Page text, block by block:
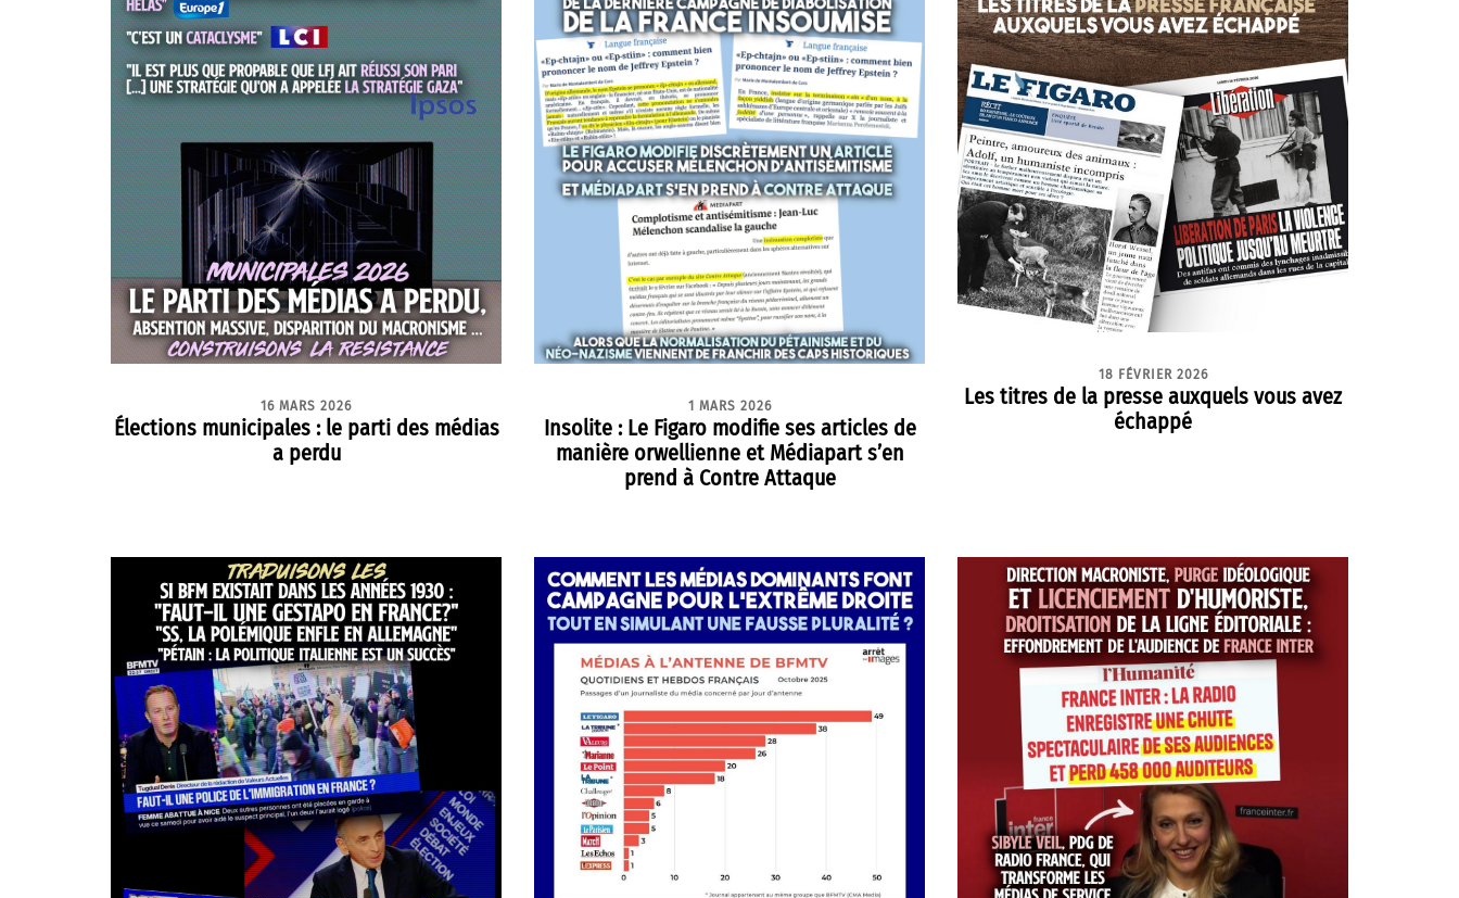
16 MARS 2026
Élections municipales : le parti des médias
a perdu
1 MARS 2026
Insolite : Le Figaro modifie ses articles de
manière orwellienne et Médiapart s’en
prend à Contre Attaque
18 FÉVRIER 2026
Les titres de la presse auxquels vous avez
échappé